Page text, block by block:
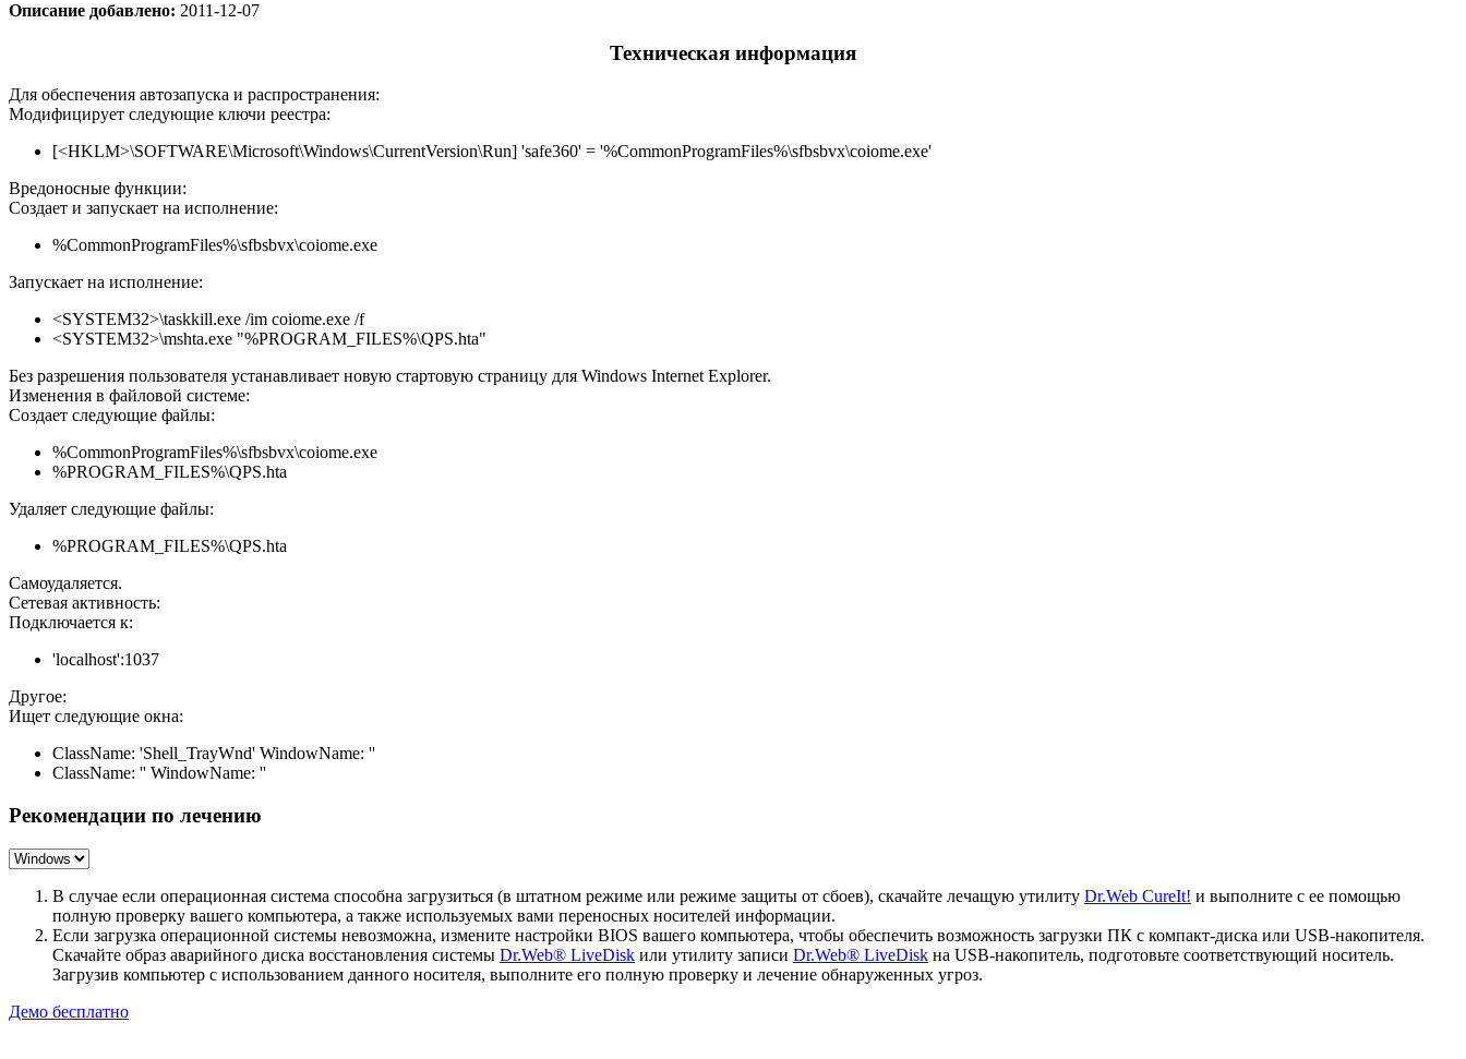
Описание добавлено: 2011-12-07
Техническая информация
Для обеспечения автозапуска и распространения:
Модифицирует следующие ключи реестра:
[<HKLM>\SOFTWARE\Microsoft\Windows\CurrentVersion\Run] 'safe360' = '%CommonProgramFiles%\sfbsbvx\coiome.exe'
Вредоносные функции:
Создает и запускает на исполнение:
%CommonProgramFiles%\sfbsbvx\coiome.exe
Запускает на исполнение:
<SYSTEM32>\taskkill.exe /im coiome.exe /f
<SYSTEM32>\mshta.exe "%PROGRAM_FILES%\QPS.hta"
Без разрешения пользователя устанавливает новую стартовую страницу для Windows Internet Explorer.
Изменения в файловой системе:
Создает следующие файлы:
%CommonProgramFiles%\sfbsbvx\coiome.exe
%PROGRAM_FILES%\QPS.hta
Удаляет следующие файлы:
%PROGRAM_FILES%\QPS.hta
Самоудаляется.
Сетевая активность:
Подключается к:
'localhost':1037
Другое:
Ищет следующие окна:
ClassName: 'Shell_TrayWnd' WindowName: ''
ClassName: '' WindowName: ''
Рекомендации по лечению
В случае если операционная система способна загрузиться (в штатном режиме или режиме защиты от сбоев), скачайте лечащую утилиту Dr.Web CureIt! и выполните с ее помощью
полную проверку вашего компьютера, а также используемых вами переносных носителей информации.
Если загрузка операционной системы невозможна, измените настройки BIOS вашего компьютера, чтобы обеспечить возможность загрузки ПК с компакт-диска или USB-накопителя.
Скачайте образ аварийного диска восстановления системы Dr.Web® LiveDisk или утилиту записи Dr.Web® LiveDisk на USB-накопитель, подготовьте соответствующий носитель.
Загрузив компьютер с использованием данного носителя, выполните его полную проверку и лечение обнаруженных угроз.
Демо бесплатно